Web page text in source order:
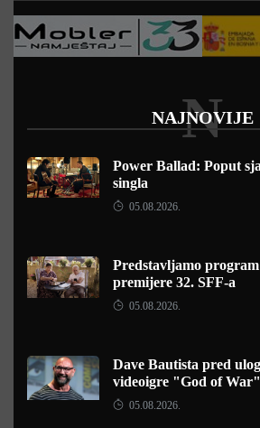
NAJNOVIJE
N
Power Ballad: Poput
singla
05.08.2026.
Predstavljamo
premijere 32. SFF-a
05.08.2026.
Dave Bautista pred
videoigre "God of War"
05.08.2026.